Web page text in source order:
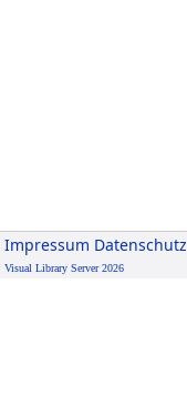
Impressum Datenschutz
Visual Library Server 2026